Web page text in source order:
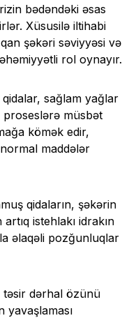
bədəndəki əsas
Xüsusilə iltihabi
şəkəri səviyyəsi və
rol oynayır.
sağlam yağlar
müsbət
kömək edir,
maddələr
qidaların, şəkərin
istehlakı idrakın
əlaqəli pozğunluqlar
təsir dərhal özünü
yavaşlaması